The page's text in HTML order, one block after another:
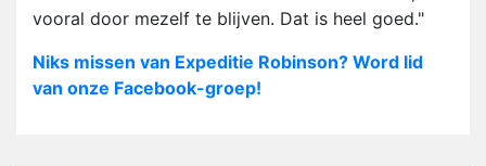
vooral door mezelf te blijven. Dat is heel goed."
Niks missen van Expeditie Robinson? Word lid
van onze Facebook-groep!